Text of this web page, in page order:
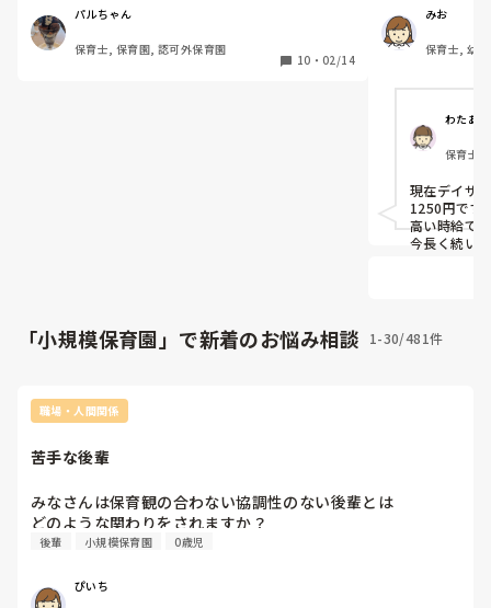
日でした)、考えましたが、4月からフルタイ
ムをやめる事にしました。150時間くらいな
ら、生活費に支障はないので。転職に揺れて
いましたが、今の仕事をがんばりたいと思い
パルちゃん
保育士, 保育園, 認可外保育園
10 ・ 02/14
た最低賃金＋
ので、最低賃
求人見ている
いうわけでは
なるべく時給
時給の高い所
など、離職率
すか？
あまり時給が
で、経験者の
みお
保育士, 幼
わたあめ
保育士,
現在デイサ
1250円です
高い時給で
今長く続い
↑ここは、
契約期間満
「小規模保育園」で新着のお悩み相談 1-30/481件
職場・人間関係
苦手な後輩
みなさんは保育観の合わない協調性のない後輩とは
どのような関わりをされますか？
後輩 小規模保育園 0歳児
ぴいち